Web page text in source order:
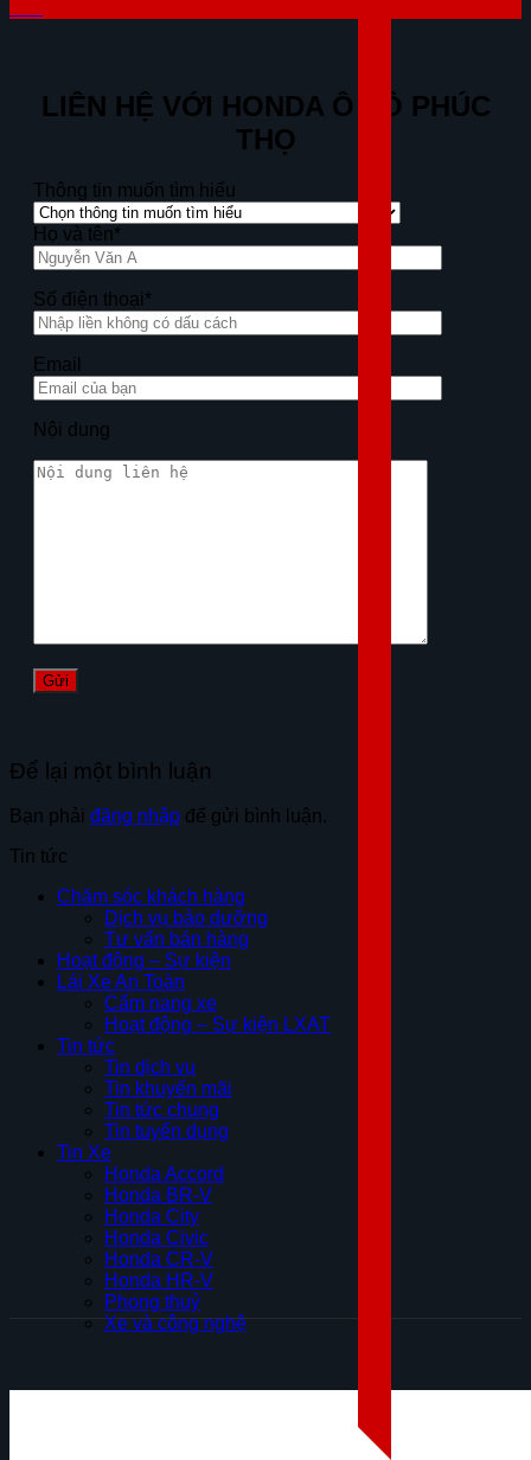
LIÊN HỆ VỚI HONDA Ô TÔ PHÚC
THỌ
Thông tin muốn tìm hiểu
Họ và tên*
Số điện thoại*
Email
Nội dung
Để lại một bình luận
Bạn phải đăng nhập để gửi bình luận.
Tin tức
Chăm sóc khách hàng
Dịch vụ bảo dưỡng
Tư vấn bán hàng
Hoạt động – Sự kiện
Lái Xe An Toàn
Cẩm nang xe
Hoạt động – Sự kiện LXAT
Tin tức
Tin dịch vụ
Tin khuyến mãi
Tin tức chung
Tin tuyển dụng
Tin Xe
Honda Accord
Honda BR-V
Honda City
Honda Civic
Honda CR-V
Honda HR-V
Phong thuỷ
Xe và công nghệ